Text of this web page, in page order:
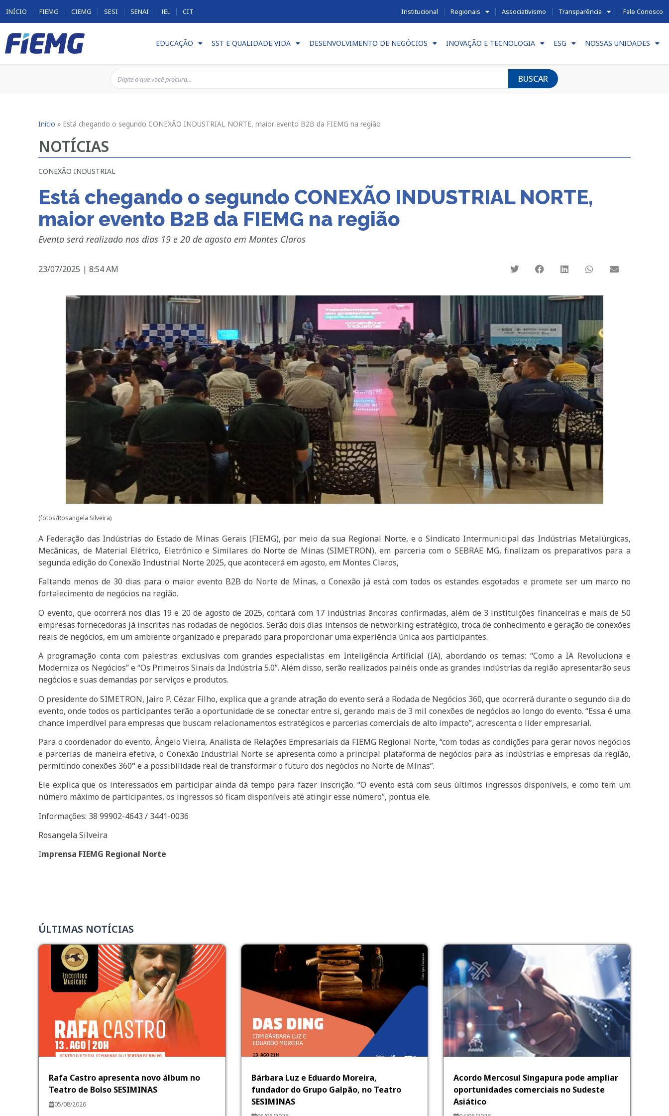
INÍCIO FIEMG CIEMG SESI SENAI IEL CIT Institucional Regionais Associativismo Transparência Fale Conosco
EDUCAÇÃO SST E QUALIDADE VIDA DESENVOLVIMENTO DE NEGÓCIOS INOVAÇÃO E TECNOLOGIA ESG NOSSAS UNIDADES
BUSCAR
Início » Está chegando o segundo CONEXÃO INDUSTRIAL NORTE, maior evento B2B da FIEMG na região
NOTÍCIAS
CONEXÃO INDUSTRIAL
Está chegando o segundo CONEXÃO INDUSTRIAL NORTE,
maior evento B2B da FIEMG na região
Evento será realizado nos dias 19 e 20 de agosto em Montes Claros
23/07/2025 | 8:54 AM
(fotos/Rosangela Silveira)
A Federação das Indústrias do Estado de Minas Gerais (FIEMG), por meio da sua Regional Norte, e o Sindicato Intermunicipal das Indústrias Metalúrgicas,
Mecânicas, de Material Elétrico, Eletrônico e Similares do Norte de Minas (SIMETRON), em parceria com o SEBRAE MG, finalizam os preparativos para a
segunda edição do Conexão Industrial Norte 2025, que acontecerá em agosto, em Montes Claros,
Faltando menos de 30 dias para o maior evento B2B do Norte de Minas, o Conexão já está com todos os estandes esgotados e promete ser um marco no
fortalecimento de negócios na região.
O evento, que ocorrerá nos dias 19 e 20 de agosto de 2025, contará com 17 indústrias âncoras confirmadas, além de 3 instituições financeiras e mais de 50
empresas fornecedoras já inscritas nas rodadas de negócios. Serão dois dias intensos de networking estratégico, troca de conhecimento e geração de conexões
reais de negócios, em um ambiente organizado e preparado para proporcionar uma experiência única aos participantes.
A programação conta com palestras exclusivas com grandes especialistas em Inteligência Artificial (IA), abordando os temas: “Como a IA Revoluciona e
Moderniza os Negócios” e “Os Primeiros Sinais da Indústria 5.0”. Além disso, serão realizados painéis onde as grandes indústrias da região apresentarão seus
negócios e suas demandas por serviços e produtos.
O presidente do SIMETRON, Jairo P. Cézar Filho, explica que a grande atração do evento será a Rodada de Negócios 360, que ocorrerá durante o segundo dia do
evento, onde todos os participantes terão a oportunidade de se conectar entre si, gerando mais de 3 mil conexões de negócios ao longo do evento. “Essa é uma
chance imperdível para empresas que buscam relacionamentos estratégicos e parcerias comerciais de alto impacto”, acrescenta o líder empresarial.
Para o coordenador do evento, Ângelo Vieira, Analista de Relações Empresariais da FIEMG Regional Norte, “com todas as condições para gerar novos negócios
e parcerias de maneira efetiva, o Conexão Industrial Norte se apresenta como a principal plataforma de negócios para as indústrias e empresas da região,
permitindo conexões 360° e a possibilidade real de transformar o futuro dos negócios no Norte de Minas”.
Ele explica que os interessados em participar ainda dá tempo para fazer inscrição. “O evento está com seus últimos ingressos disponíveis, e como tem um
número máximo de participantes, os ingressos só ficam disponíveis até atingir esse número”, pontua ele.
Informações: 38 99902-4643 / 3441-0036
Rosangela Silveira
Imprensa FIEMG Regional Norte
ÚLTIMAS NOTÍCIAS
Rafa Castro apresenta novo álbum no
Teatro de Bolso SESIMINAS
05/08/2026
Bárbara Luz e Eduardo Moreira,
fundador do Grupo Galpão, no Teatro
SESIMINAS
Acordo Mercosul Singapura pode ampliar
oportunidades comerciais no Sudeste
Asiático